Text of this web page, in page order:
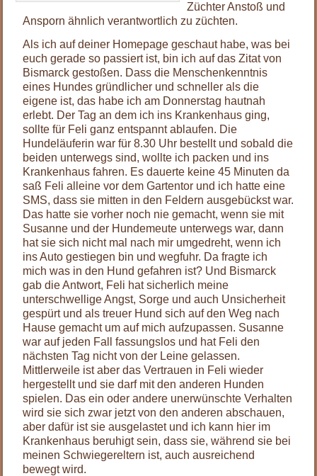
Züchter Anstoß und
Ansporn ähnlich verantwortlich zu züchten.
Als ich auf deiner Homepage geschaut habe, was bei
euch gerade so passiert ist, bin ich auf das Zitat von
Bismarck gestoßen. Dass die Menschenkenntnis
eines Hundes gründlicher und schneller als die
eigene ist, das habe ich am Donnerstag hautnah
erlebt. Der Tag an dem ich ins Krankenhaus ging,
sollte für Feli ganz entspannt ablaufen. Die
Hundeläuferin war für 8.30 Uhr bestellt und sobald die
beiden unterwegs sind, wollte ich packen und ins
Krankenhaus fahren. Es dauerte keine 45 Minuten da
saß Feli alleine vor dem Gartentor und ich hatte eine
SMS, dass sie mitten in den Feldern ausgebückst war.
Das hatte sie vorher noch nie gemacht, wenn sie mit
Susanne und der Hundemeute unterwegs war, dann
hat sie sich nicht mal nach mir umgedreht, wenn ich
ins Auto gestiegen bin und wegfuhr. Da fragte ich
mich was in den Hund gefahren ist? Und Bismarck
gab die Antwort, Feli hat sicherlich meine
unterschwellige Angst, Sorge und auch Unsicherheit
gespürt und als treuer Hund sich auf den Weg nach
Hause gemacht um auf mich aufzupassen. Susanne
war auf jeden Fall fassungslos und hat Feli den
nächsten Tag nicht von der Leine gelassen.
Mittlerweile ist aber das Vertrauen in Feli wieder
hergestellt und sie darf mit den anderen Hunden
spielen. Das ein oder andere unerwünschte Verhalten
wird sie sich zwar jetzt von den anderen abschauen,
aber dafür ist sie ausgelastet und ich kann hier im
Krankenhaus beruhigt sein, dass sie, während sie bei
meinen Schwiegereltern ist, auch ausreichend
bewegt wird.